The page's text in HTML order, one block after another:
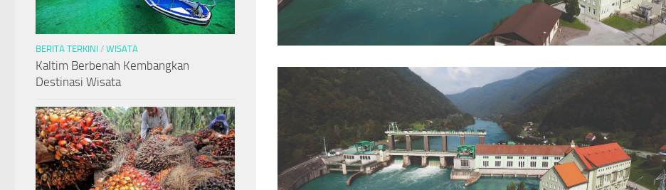
BERITA TERKINI / WISATA
Kaltim Berbenah Kembangkan
Destinasi Wisata